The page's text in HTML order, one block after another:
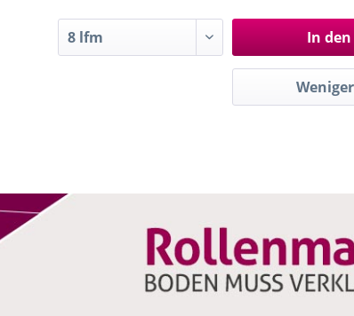
In den